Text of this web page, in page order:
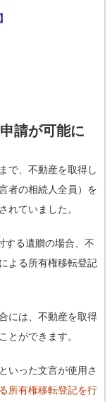
請が可能に
で、不動産を取得し
者の相続人全員）を
れていました。
する遺贈の場合、不
よる所有権移転登記
には、不動産を取得
ことができます。
いった文言が使用さ
所有権移転登記を行